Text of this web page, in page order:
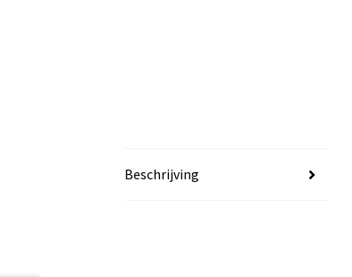
Beschrijving